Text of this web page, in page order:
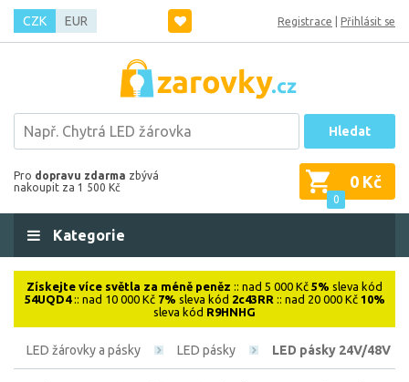
CZK EUR Registrace Přihlásit se
Hledat
Pro dopravu zdarma zbývá
nakoupit za 1 500 Kč
0
0 Kč
Kategorie
Získejte více světla za méně peněz :: nad 5 000 Kč 5% sleva kód
54UQD4:: nad 10 000 Kč 7% sleva kód 2c43RR :: nad 20 000 Kč 10%
sleva kód R9HNHG
LED žárovky a pásky LED pásky LED pásky 24V/48V